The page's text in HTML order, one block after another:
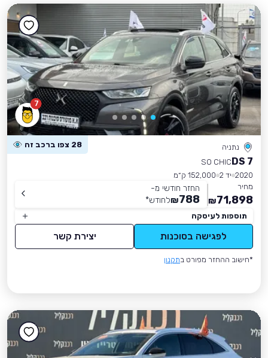
7
נתניה 28 צפו ברכב זה
DS 7
SO CHIC
2020 יד 2
152,000 ק״מ
מחיר
71,898
₪
החזר חודשי מ-
788
₪לחודש*
תוספות לעיסקה
לפגישה בסוכנות יצירת קשר
*חישוב ההחזר מפורט בתקנון